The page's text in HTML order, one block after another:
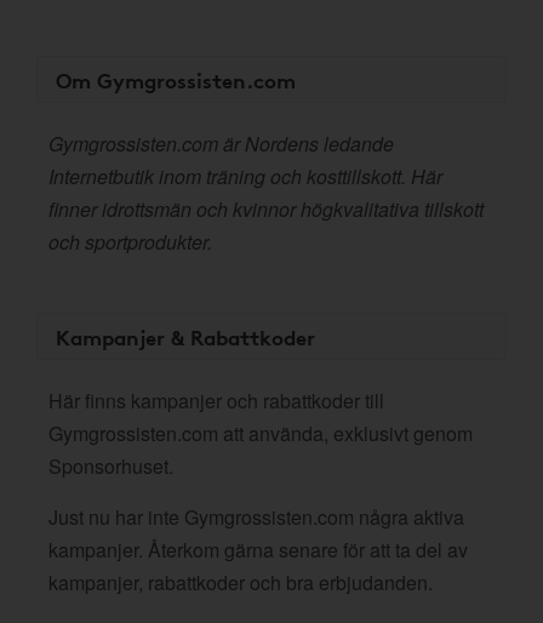
Om Gymgrossisten.com
Gymgrossisten.com är Nordens ledande
Internetbutik inom träning och kosttillskott. Här
finner idrottsmän och kvinnor högkvalitativa tillskott
och sportprodukter.
Kampanjer & Rabattkoder
Här finns kampanjer och rabattkoder till
Gymgrossisten.com att använda, exklusivt genom
Sponsorhuset.
Just nu har inte Gymgrossisten.com några aktiva
kampanjer. Återkom gärna senare för att ta del av
kampanjer, rabattkoder och bra erbjudanden.